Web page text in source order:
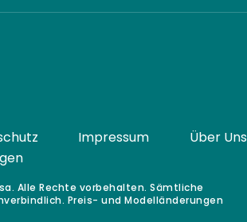
Alle Rechte vorbehalten. Sämtliche
Preis- und Modelländerungen
Impressum
Über Uns